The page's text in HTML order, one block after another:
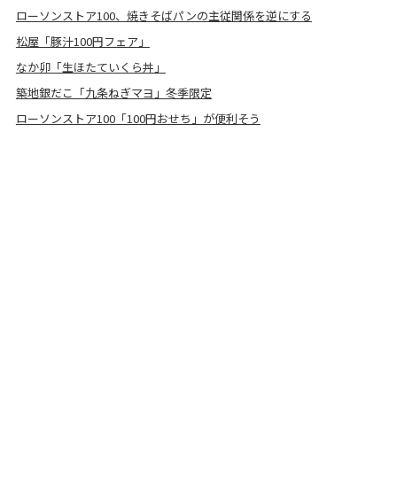
ローソンストア100、焼きそばパンの主従関係を逆にする
松屋「豚汁100円フェア」
なか卯「生ほたていくら丼」
築地銀だこ「九条ねぎマヨ」冬季限定
ローソンストア100「100円おせち」が便利そう